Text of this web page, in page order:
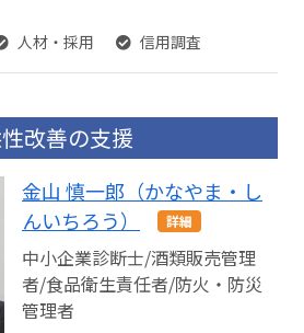
人材・採用 信用調査
改善の支援
金山 慎一郎（かなやま・し
んいちろう）
詳細
中小企業診断士/酒類販売管理
者/食品衛生責任者/防火・防災
管理者